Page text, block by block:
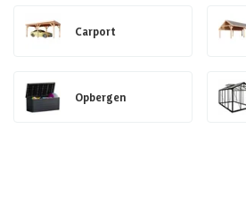
Carport
Opbergen